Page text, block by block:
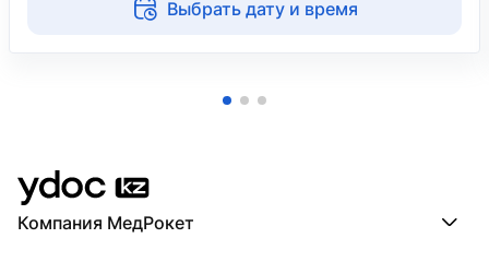
Выбрать дату и время
Компания МедРокет